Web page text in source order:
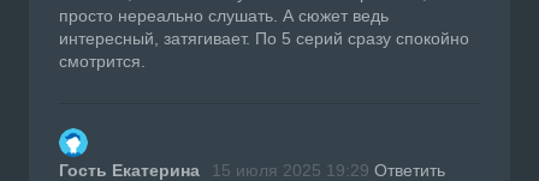
просто нереально слушать. А сюжет ведь
интересный, затягивает. По 5 серий сразу спокойно
смотрится.
Гость Екатерина 15 июля 2025 19:29 Ответить